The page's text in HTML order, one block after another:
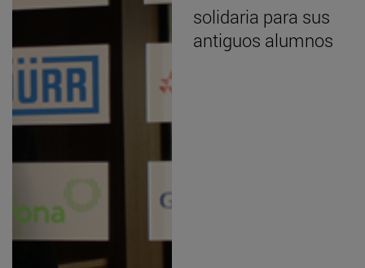
solidaria para sus
antiguos alumnos